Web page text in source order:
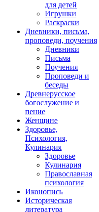
для детей
Игрушки
Раскраски
Дневники, письма,
проповеди, поучения
Дневники
Письма
Поучения
Проповеди и
беседы
Древнерусское
богослужение и
пение
Женщине
Здоровье,
Психология,
Кулинария
Здоровье
Кулинария
Православная
психология
Иконопись
Историческая
литература